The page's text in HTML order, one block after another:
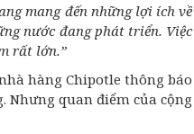
mang đến những lợi ích về
nước đang phát triển. Việc
rất lớn.”
hàng Chipotle thông báo
Nhưng quan điểm của cộng